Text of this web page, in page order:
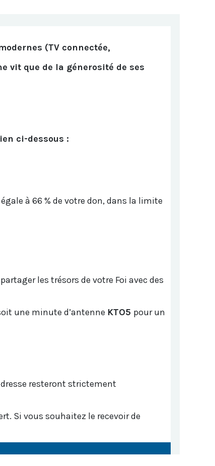
(TV connectée,
vit que de la génerosité de ses
ci-dessous :
à 66 % de votre don, dans la limite
les trésors de votre Foi avec des
une minute d’antenne KTO5 pour un
resteront strictement
Si vous souhaitez le recevoir de